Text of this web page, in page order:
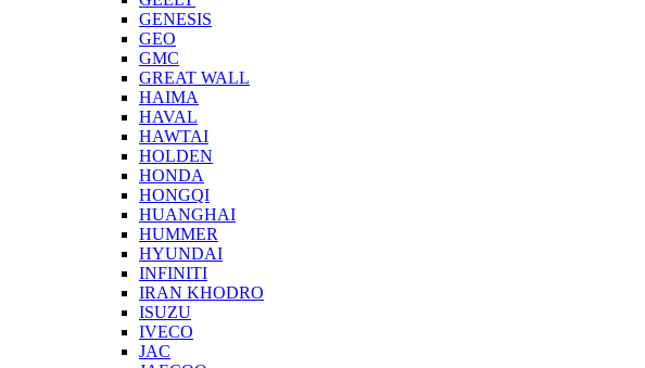
GENESIS
GEO
GMC
GREAT WALL
HAIMA
HAVAL
HAWTAI
HOLDEN
HONDA
HONGQI
HUANGHAI
HUMMER
HYUNDAI
INFINITI
IRAN KHODRO
ISUZU
IVECO
JAC